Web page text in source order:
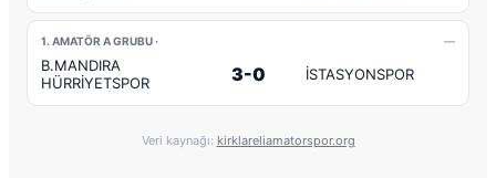
1. AMATÖR A GRUBU · —
B.MANDIRA
HÜRRİYETSPOR
3-0 İSTASYONSPOR
Veri kaynağı: kirklareliamatorspor.org